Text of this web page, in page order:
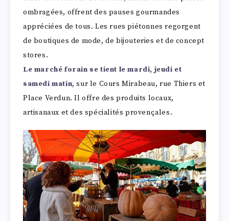
ombragées, offrent des pauses gourmandes
appréciées de tous. Les rues piétonnes regorgent
de boutiques de mode, de bijouteries et de concept
stores.
Le marché forain se tient le mardi, jeudi et
samedi matin, sur le Cours Mirabeau, rue Thiers et
Place Verdun. Il offre des produits locaux,
artisanaux et des spécialités provençales.